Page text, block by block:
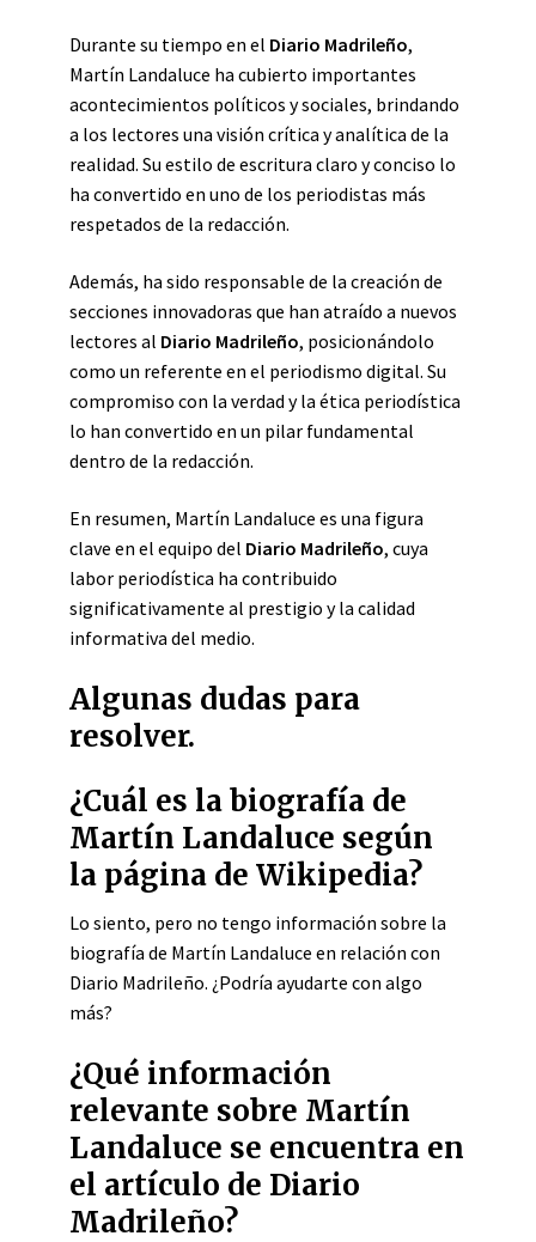
Durante su tiempo en el Diario Madrileño,
Martín Landaluce ha cubierto importantes
acontecimientos políticos y sociales, brindando
a los lectores una visión crítica y analítica de la
realidad. Su estilo de escritura claro y conciso lo
ha convertido en uno de los periodistas más
respetados de la redacción.
Además, ha sido responsable de la creación de
secciones innovadoras que han atraído a nuevos
lectores al Diario Madrileño, posicionándolo
como un referente en el periodismo digital. Su
compromiso con la verdad y la ética periodística
lo han convertido en un pilar fundamental
dentro de la redacción.
En resumen, Martín Landaluce es una figura
clave en el equipo del Diario Madrileño, cuya
labor periodística ha contribuido
significativamente al prestigio y la calidad
informativa del medio.
Algunas dudas para
resolver.
¿Cuál es la biografía de
Martín Landaluce según
la página de Wikipedia?
Lo siento, pero no tengo información sobre la
biografía de Martín Landaluce en relación con
Diario Madrileño. ¿Podría ayudarte con algo
más?
¿Qué información
relevante sobre Martín
Landaluce se encuentra en
el artículo de Diario
Madrileño?